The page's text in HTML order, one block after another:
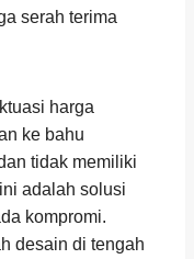
serah terima
harga
ke bahu
tidak memiliki
adalah solusi
kompromi.
desain di tengah